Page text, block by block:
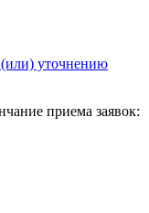
уточнению
приема заявок: